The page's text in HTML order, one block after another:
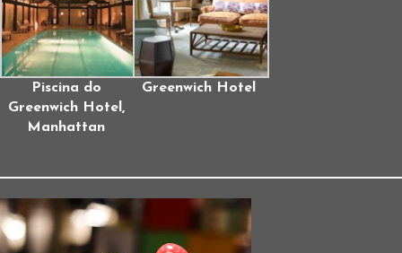
Piscina do
Greenwich Hotel,
Manhattan
Greenwich Hotel